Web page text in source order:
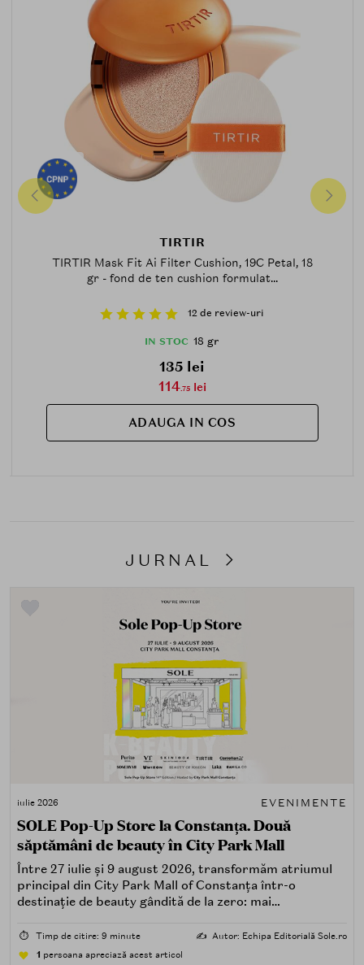
TIRTIR
TIRTIR Mask Fit Ai Filter Cushion, 19C Petal, 18
gr - fond de ten cushion formulat...
12 de review-uri
IN STOC 18 gr
135 lei
114.75lei
ADAUGA IN COS
JURNAL
iulie 2026 EVENIMENTE
SOLE Pop-Up Store la Constanța. Două
săptămâni de beauty în City Park Mall
Între 27 iulie și 9 august 2026, transformăm atriumul
principal din City Park Mall of Constanța într-o
destinație de beauty gândită de la zero: mai
care îți place, de fapt, să descoperi produse — testând,
atingând, comparând, întrebând.
⏱️ Timp de citire: 9 minute ✍️ Autor: Echipa Editorială Sole.ro
1 persoana apreciază acest articol